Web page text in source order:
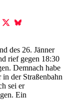
des 26. Jänner
rief gegen 18:30
Demnach habe
der Straßenbahn
sei er
Ein